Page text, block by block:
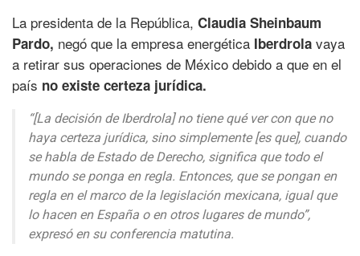
La presidenta de la República, Claudia Sheinbaum
Pardo, negó que la empresa energética Iberdrola vaya
a retirar sus operaciones de México debido a que en el
país no existe certeza jurídica.
“[La decisión de Iberdrola] no tiene qué ver con que no
haya certeza jurídica, sino simplemente [es que], cuando
se habla de Estado de Derecho, significa que todo el
mundo se ponga en regla. Entonces, que se pongan en
regla en el marco de la legislación mexicana, igual que
lo hacen en España o en otros lugares de mundo”,
expresó en su conferencia matutina.